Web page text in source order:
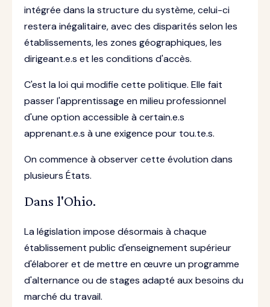
intégrée dans la structure du système, celui-ci
restera inégalitaire, avec des disparités selon les
établissements, les zones géographiques, les
dirigeant.e.s et les conditions d'accès.
C'est la loi qui modifie cette politique. Elle fait
passer l'apprentissage en milieu professionnel
d'une option accessible à certain.e.s
apprenant.e.s à une exigence pour tou.te.s.
On commence à observer cette évolution dans
plusieurs États.
Dans l'Ohio.
La législation impose désormais à chaque
établissement public d'enseignement supérieur
d'élaborer et de mettre en œuvre un programme
d'alternance ou de stages adapté aux besoins du
marché du travail.